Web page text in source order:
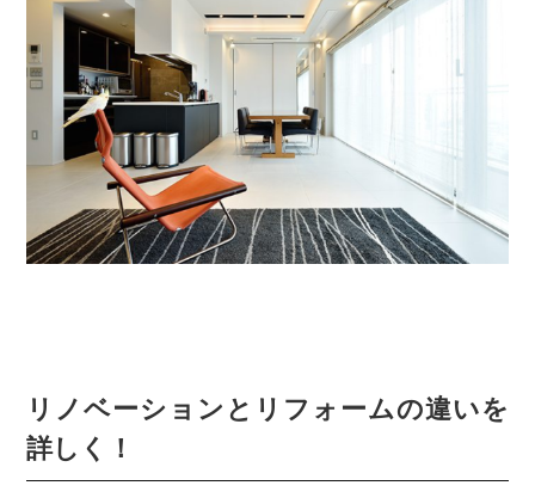
リノベーションとリフォームの違いを
詳しく！